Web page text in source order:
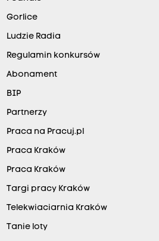
Gorlice
Ludzie Radia
Regulamin konkursów
Abonament
BIP
Partnerzy
Praca na Pracuj.pl
Praca Kraków
Praca Kraków
Targi pracy Kraków
Telekwiaciarnia Kraków
Tanie loty